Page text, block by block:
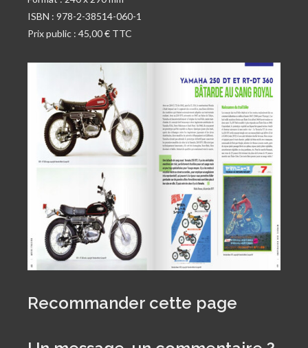
ISBN : 978-2-38514-060-1
Prix public : 45,00 € TTC
Recommander cette page